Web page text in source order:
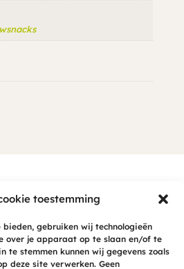
toestemming
gebruiken wij technologieën
over je apparaat op te slaan en/of te
te stemmen kunnen wij gegevens zoals
deze site verwerken. Geen
ook